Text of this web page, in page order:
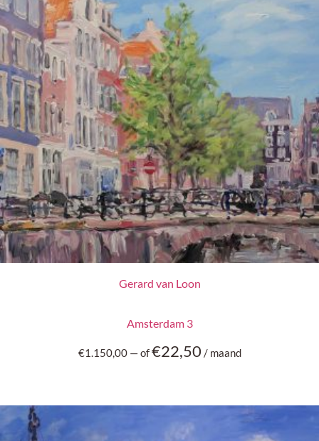
Gerard van Loon
Amsterdam 3
€1.150,00 —of€22,50 / maand